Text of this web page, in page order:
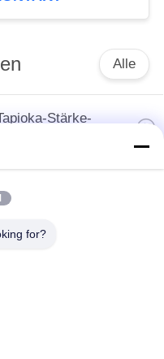
Alle
Stärke-
for?